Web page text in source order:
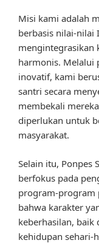
Misi kami adalah
berbasis nilai-nilai
mengintegrasikan
harmonis. Melalui
inovatif, kami
santri secara
membekali
diperlukan untuk
masyarakat.
Selain itu, Ponpes
berfokus pada
program-program
bahwa karakter
keberhasilan, baik
kehidupan sehari-